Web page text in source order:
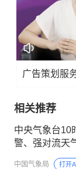
广告策划服
相关推荐
中央气象台10
警、强对流天
中国气象局 打开